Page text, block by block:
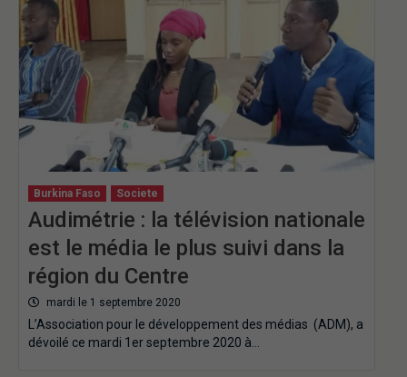
Burkina Faso Societe
Audimétrie : la télévision nationale
est le média le plus suivi dans la
région du Centre
mardi le 1 septembre 2020
L’Association pour le développement des médias (ADM), a
dévoilé ce mardi 1er septembre 2020 à…